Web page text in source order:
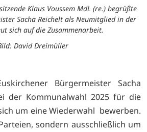
Klaus Voussem MdL (re.) begrüßte
Sacha Reichelt als Neumitglied in der
sich auf die Zusammenarbeit.
David Dreimüller
Bürgermeister Sacha
der Kommunalwahl 2025 für die
um eine Wiederwahl bewerben.
sondern ausschließlich um